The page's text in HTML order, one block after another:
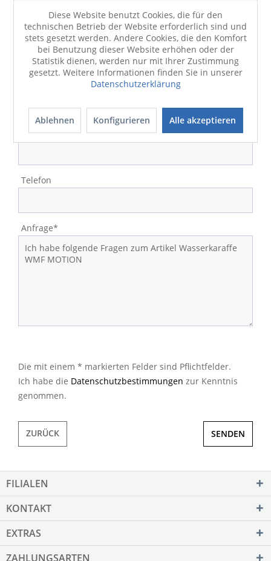
Strasse/Nr.
E-Mail-Adresse*
Telefon
Anfrage*
Die mit einem * markierten Felder sind Pflichtfelder.
Ich habe die Datenschutzbestimmungen zur Kenntnis
genommen.
ZURÜCK SENDEN
FILIALEN
KONTAKT
EXTRAS
ZAHLUNGSARTEN
Diese Website benutzt Cookies, die für den
technischen Betrieb der Website erforderlich sind und
stets gesetzt werden. Andere Cookies, die den Komfort
bei Benutzung dieser Website erhöhen oder der
Statistik dienen, werden nur mit Ihrer Zustimmung
gesetzt. Weitere Informationen finden Sie in unserer
Datenschutzerklärung
Ablehnen Konfigurieren Alle akzeptieren